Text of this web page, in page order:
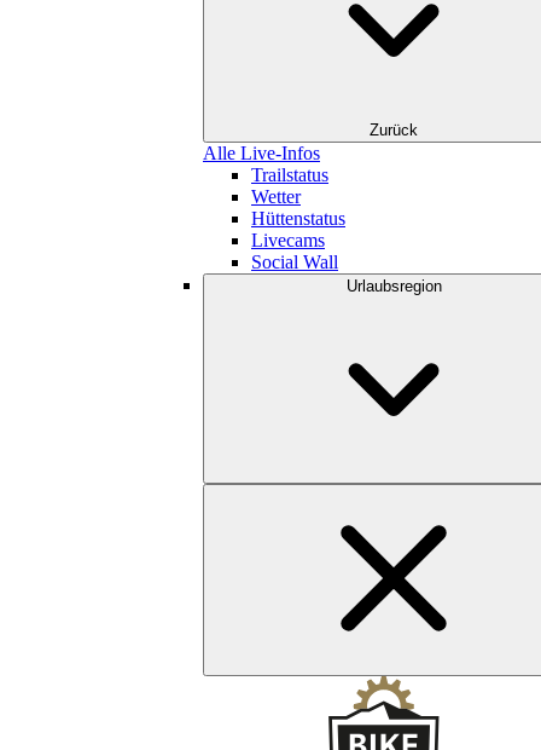
Zurück
Alle Live-Infos
Trailstatus
Wetter
Hüttenstatus
Livecams
Social Wall
Urlaubsregion